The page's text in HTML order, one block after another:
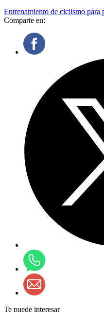
Entrenamiento de ciclismo para
Comparte en:
Te puede interesar